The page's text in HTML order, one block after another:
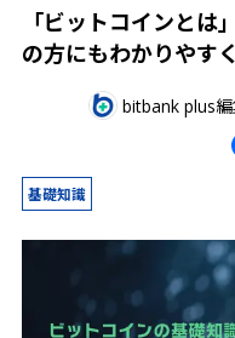
「ビットコインとは
の方にもわかりやす
bitbank plus
基礎知識